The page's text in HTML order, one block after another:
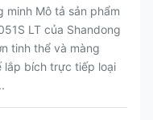
minh Mô tả sản phẩm
LT của Shandong
tinh thể và màng
lắp bích trực tiếp loại